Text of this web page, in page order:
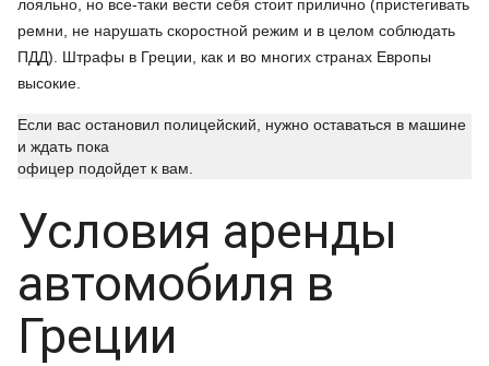
лояльно, но все-таки вести себя стоит прилично (пристегивать
ремни, не нарушать скоростной режим и в целом соблюдать
ПДД). Штрафы в Греции, как и во многих странах Европы
высокие.
Если вас остановил полицейский, нужно оставаться в машине
и ждать пока
офицер подойдет к вам.
Условия аренды
автомобиля в
Греции